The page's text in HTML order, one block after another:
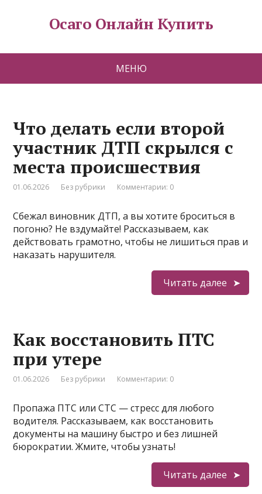
Осаго Онлайн Купить
МЕНЮ
Что делать если второй
участник ДТП скрылся с
места происшествия
01.06.2026 Без рубрики Комментарии: 0
Сбежал виновник ДТП, а вы хотите броситься в
погоню? Не вздумайте! Рассказываем, как
действовать грамотно, чтобы не лишиться прав и
наказать нарушителя.
Читать далее
Как восстановить ПТС
при утере
01.06.2026 Без рубрики Комментарии: 0
Пропажа ПТС или СТС — стресс для любого
водителя. Рассказываем, как восстановить
документы на машину быстро и без лишней
бюрократии. Жмите, чтобы узнать!
Читать далее